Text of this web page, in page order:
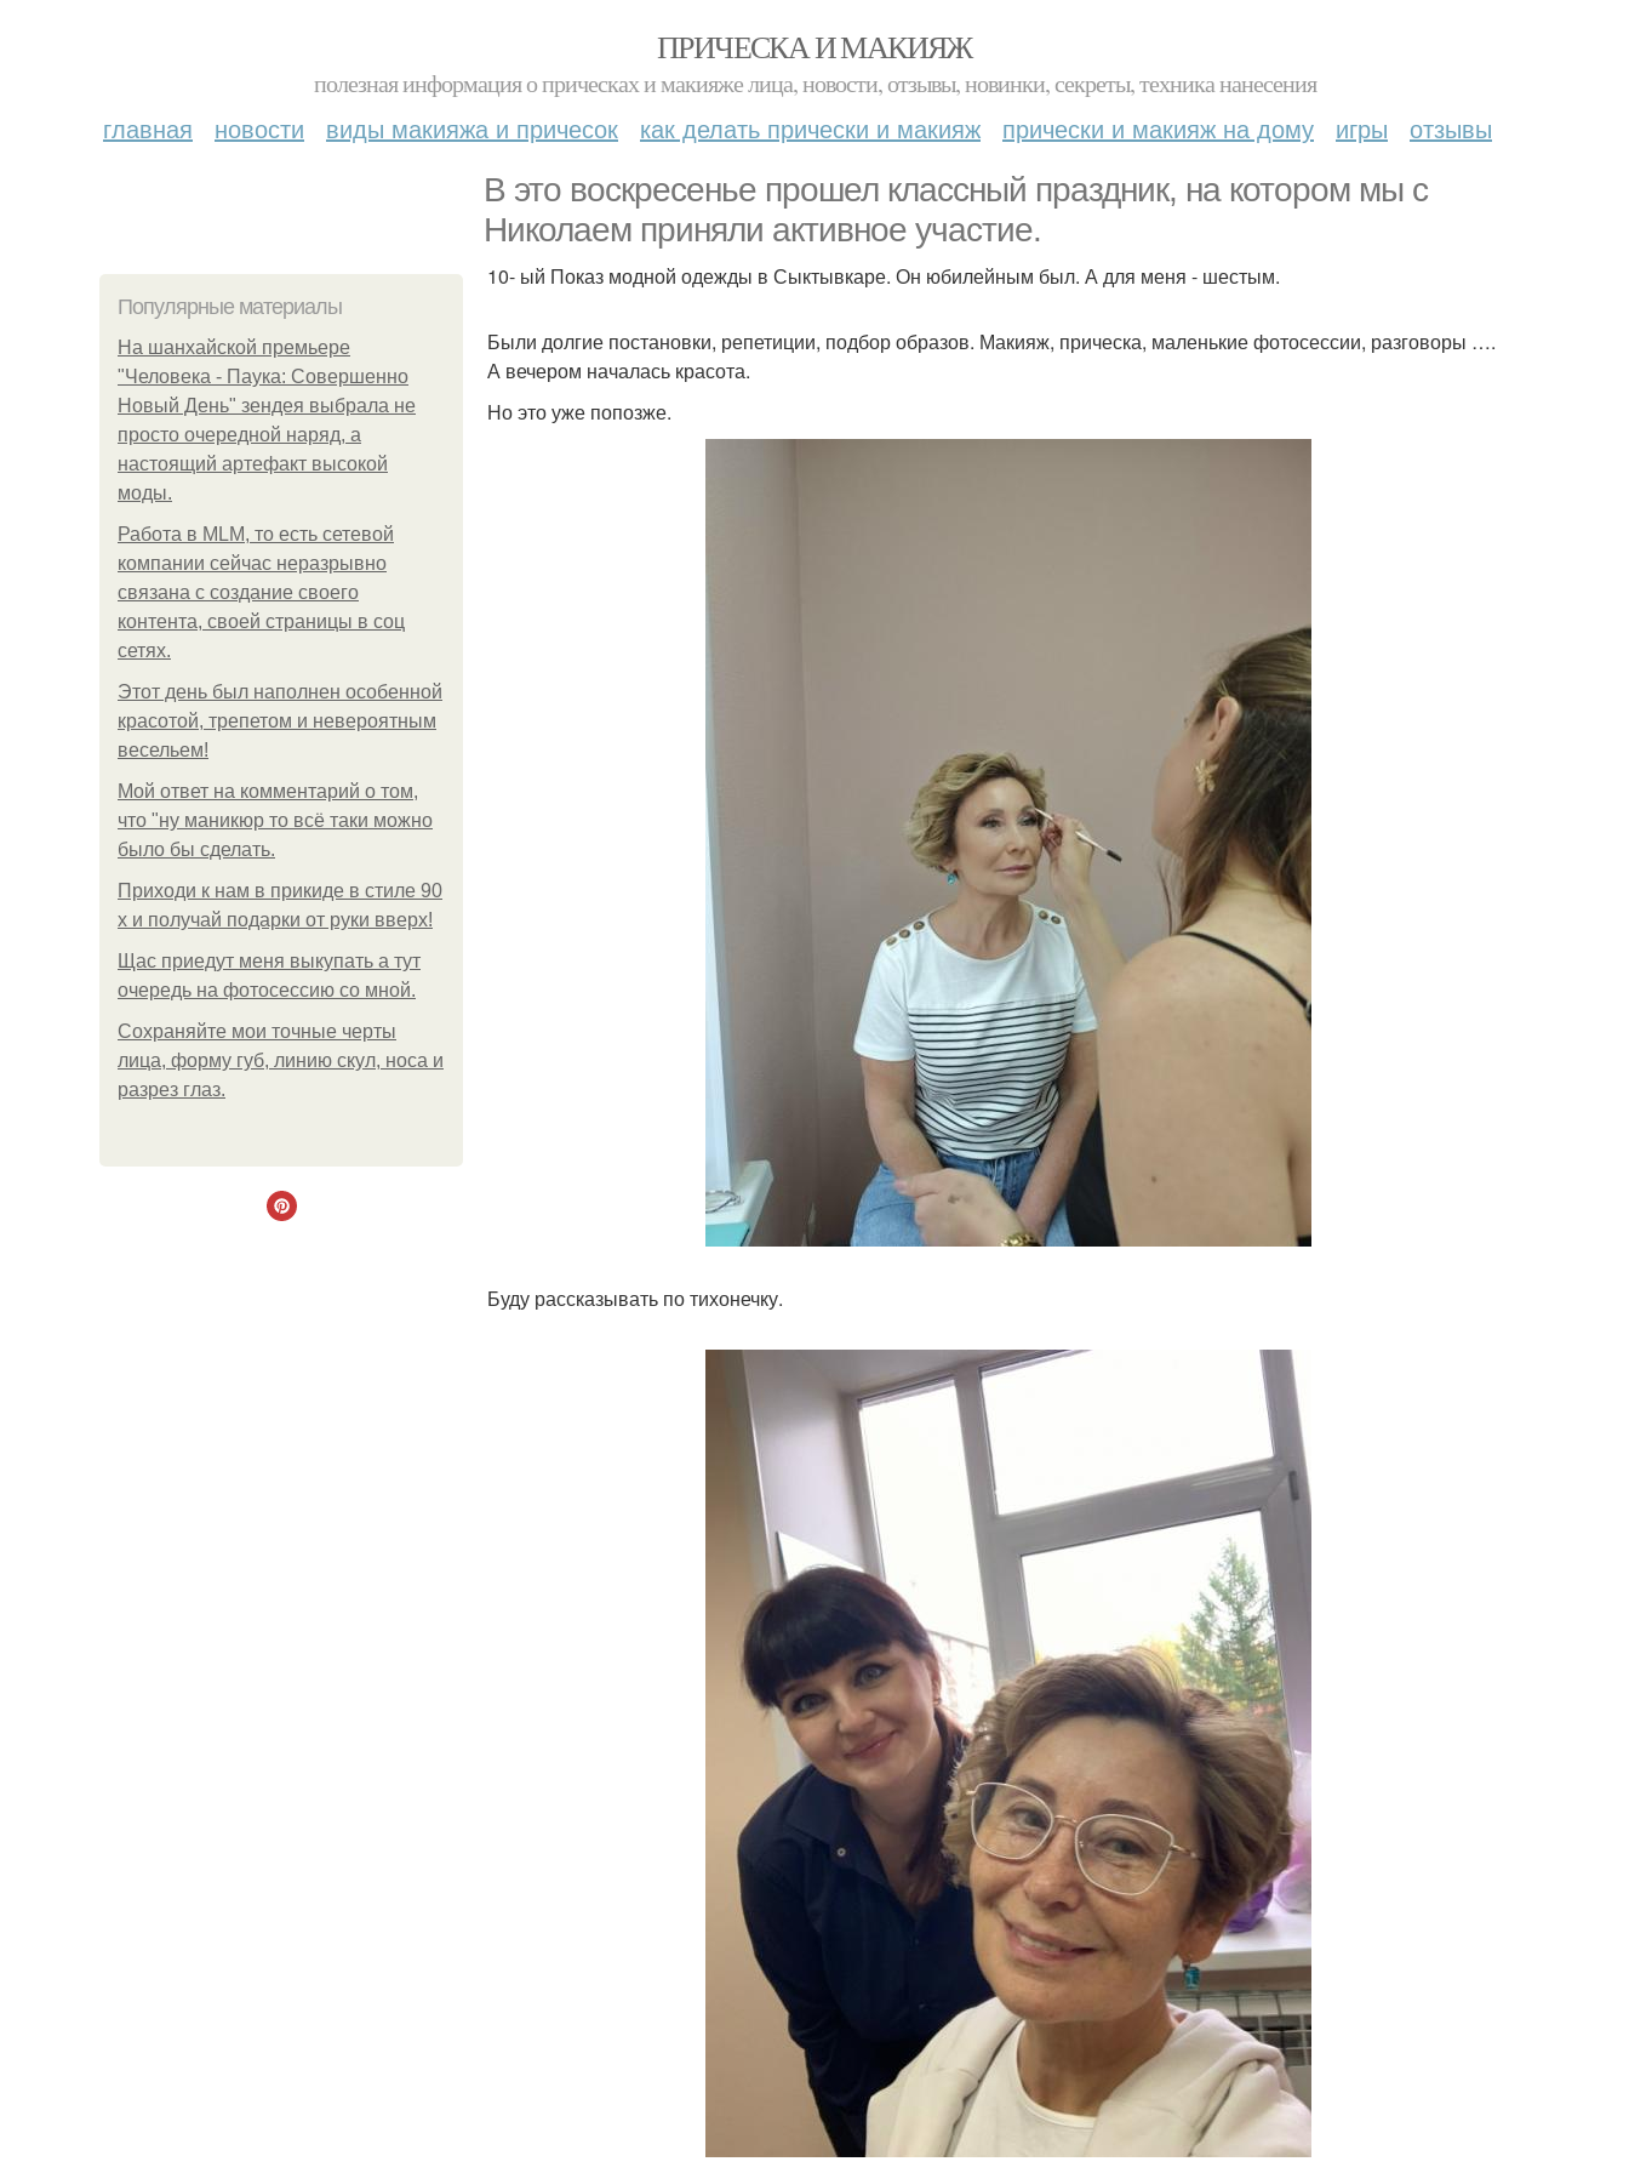
ПРИЧЕСКА И МАКИЯЖ
полезная информация о прическах и макияже лица, новости, отзывы, новинки, секреты, техника нанесения
главная новости виды макияжа и причесок как делать прически и макияж прически и макияж на дому игры отзывы
В это воскресенье прошел классный праздник, на котором мы с
Николаем приняли активное участие.
Популярные материалы
На шанхайской премьере
"Человека - Паука: Совершенно
Новый День" зендея выбрала не
просто очередной наряд, а
настоящий артефакт высокой
моды.
Работа в MLM, то есть сетевой
компании сейчас неразрывно
связана с создание своего
контента, своей страницы в соц
сетях.
Этот день был наполнен особенной
красотой, трепетом и невероятным
весельем!
Мой ответ на комментарий о том,
что "ну маникюр то всё таки можно
было бы сделать.
Приходи к нам в прикиде в стиле 90
х и получай подарки от руки вверх!
Щас приедут меня выкупать а тут
очередь на фотосессию со мной.
Сохраняйте мои точные черты
лица, форму губ, линию скул, носа и
разрез глаз.
10- ый Показ модной одежды в Сыктывкаре. Он юбилейным был. А для меня - шестым.
Были долгие постановки, репетиции, подбор образов. Макияж, прическа, маленькие фотосессии, разговоры ….
А вечером началась красота.
Но это уже попозже.
Буду рассказывать по тихонечку.